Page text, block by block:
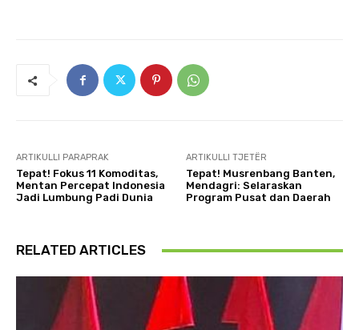
ARTIKULLI PARAPRAK
Tepat! Fokus 11 Komoditas,
Mentan Percepat Indonesia
Jadi Lumbung Padi Dunia
ARTIKULLI TJETËR
Tepat! Musrenbang Banten,
Mendagri: Selaraskan
Program Pusat dan Daerah
RELATED ARTICLES